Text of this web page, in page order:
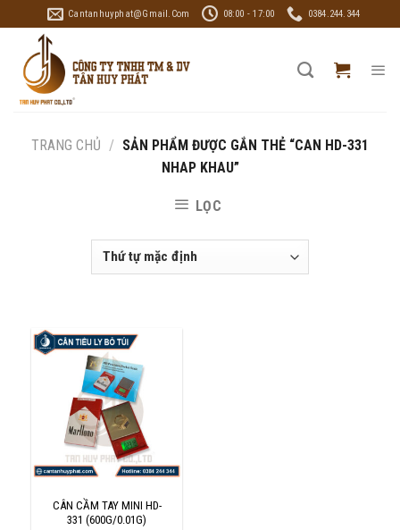
to
content
Cantanhuyphat@gmail.com 08:00 - 17:00 0384.244.344
TRANG CHỦ / SẢN PHẨM ĐƯỢC GẮN THẺ “CAN HD-331
NHAP KHAU”
LỌC
CÂN CẦM TAY MINI HD-
331 (600G/0.01G)